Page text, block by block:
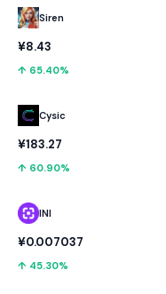
Siren
¥8.43
↑ 65.40%
Cysic
¥183.27
↑ 60.90%
INI
¥0.007037
↑ 45.30%